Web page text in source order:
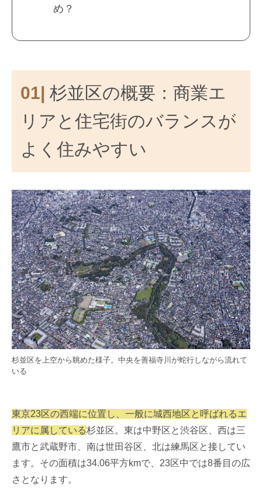
め？
01| 杉並区の概要：商業エ
リアと住宅街のバランスが
よく住みやすい
杉並区を上空から眺めた様子。中央を善福寺川が蛇行しながら流れて
いる
東京23区の西端に位置し、一般に城西地区と呼ばれるエ
リアに属している杉並区。東は中野区と渋谷区、西は三
鷹市と武蔵野市、南は世田谷区、北は練馬区と接してい
ます。その面積は34.06平方kmで、23区中では8番目の広
さとなります。